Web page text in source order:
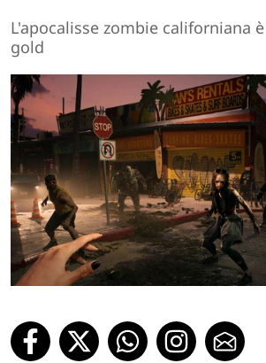
L'apocalisse zombie californiana
gold